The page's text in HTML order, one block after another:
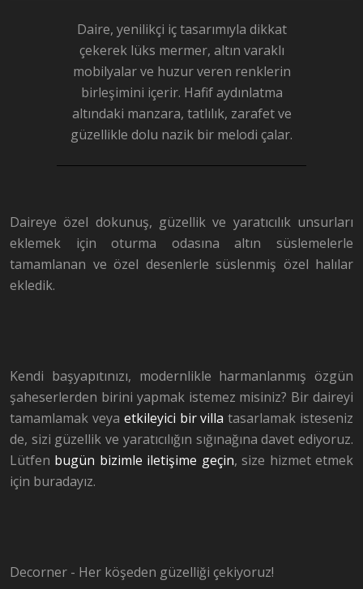
Daire, yenilikçi iç tasarımıyla dikkat
çekerek lüks mermer, altın varaklı
mobilyalar ve huzur veren renklerin
birleşimini içerir. Hafif aydınlatma
altındaki manzara, tatlılık, zarafet ve
güzellikle dolu nazik bir melodi çalar.
Daireye özel dokunuş, güzellik ve yaratıcılık unsurları
eklemek için oturma odasına altın süslemelerle
tamamlanan ve özel desenlerle süslenmiş özel halılar
ekledik.
Kendi başyapıtınızı, modernlikle harmanlanmış özgün
şaheserlerden birini yapmak istemez misiniz? Bir daireyi
tamamlamak veya etkileyici bir villa tasarlamak isteseniz
de, sizi güzellik ve yaratıcılığın sığınağına davet ediyoruz.
Lütfen bugün bizimle iletişime geçin, size hizmet etmek
için buradayız.
Decorner - Her köşeden güzelliği çekiyoruz!